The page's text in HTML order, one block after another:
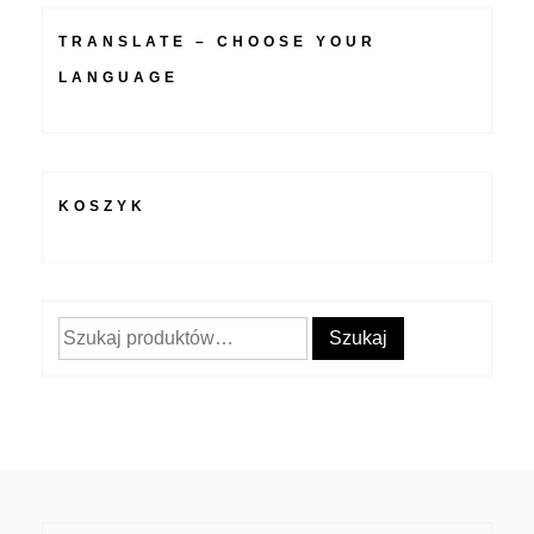
TRANSLATE – CHOOSE YOUR
LANGUAGE
KOSZYK
Szukaj: Szukaj